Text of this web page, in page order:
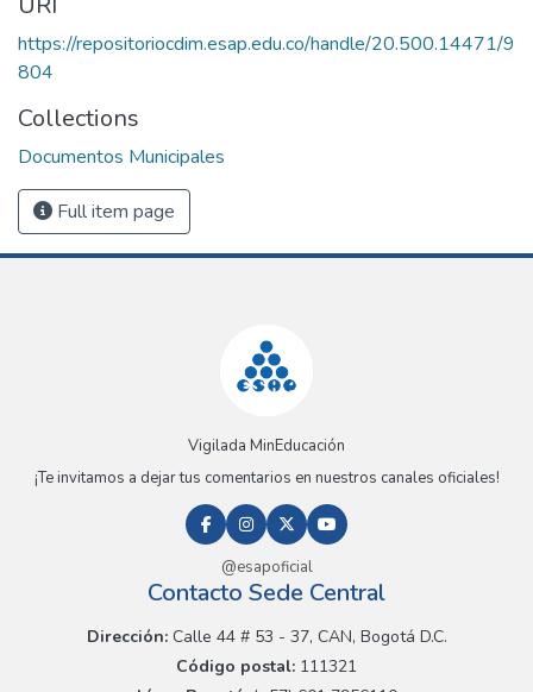
https://repositoriocdim.esap.edu.co/handle/20.500.14471/9
804
Collections
Documentos Municipales
Full item page
Vigilada MinEducación
¡Te invitamos a dejar tus comentarios en nuestros canales oficiales!
@esapoficial
Contacto Sede Central
Dirección:Calle 44 # 53 - 37, CAN, Bogotá D.C.
Código postal: 111321